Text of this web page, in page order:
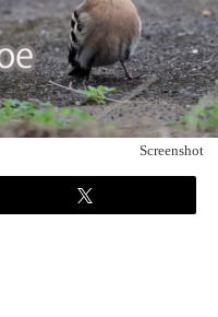
Screenshot